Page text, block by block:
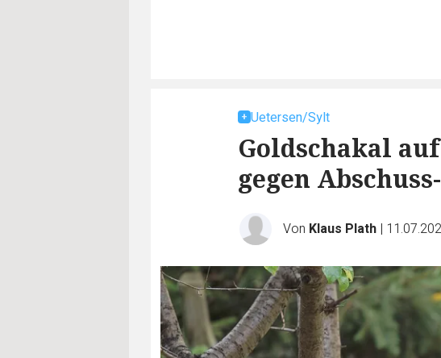
Uetersen/Sylt
Goldschakal
gegen
Von Klaus Plath |